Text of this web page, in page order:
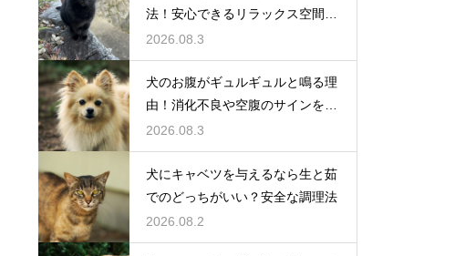
法！安心できるリラックス空間の
作り方
2026.08.3
犬のお腹がギュルギュルと鳴る理
由！消化不良や空腹のサインを解
説
2026.08.3
犬にキャベツを与えるなら生と茹
でのどっちがいい？安全な調理法
2026.08.2